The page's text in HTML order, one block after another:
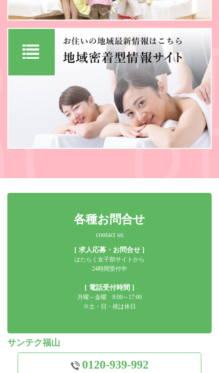
各種お問合せ
contact us
[ 求人応募・お問合せ ]
はたらく女子部サイトから
24時間受付中
[ 電話受付時間 ]
月曜～金曜 8:00～17:00
※土・日・祝は休日
サンテク福山
0120-939-992